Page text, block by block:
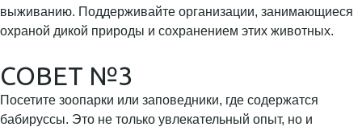
выживанию. Поддерживайте организации, занимающиеся
охраной дикой природы и сохранением этих животных.
СОВЕТ №3
Посетите зоопарки или заповедники, где содержатся
бабируссы. Это не только увлекательный опыт, но и